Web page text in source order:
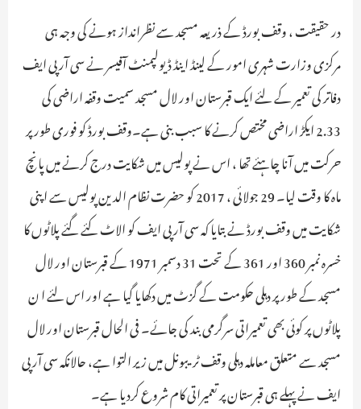
در حقیقت ، وقف بورڈ کے ذریعہ مسجد سے نظرانداز ہونے کی وجہ ہی
مرکزی وزارت شہری امور کے لینڈ اینڈ ڈیولپمنٹ آفیسر نے سی آر پی ایف
دفاتر کی تعمیر کے لئے ایک قبرستان اور لال مسجد سمیت وقفہ اراضی کی
2.33 ایکڑ اراضی مختص کرنے کا سبب بنی ہے۔وقف بورڈ کو فوری طور پر
حرکت میں آنا چاہئے تھا ، اس نے پولیس میں شکایت درج کرنے میں پانچ
ماہ کا وقت لیا۔ 29 جولائی ، 2017 کو حضرت نظام الدین پولیس سے اپنی
شکایت میں وقف بورڈ نے بتایا کہ سی آر پی ایف کو الاٹ کئے گئے پلاٹوں کا
خسرہ نمبر 360 اور 361 کے تحت 31 دسمبر 1971 کے قبرستان اور لال
مسجد کے طور پر دہلی حکومت کے گزٹ میں دکھایا گیا ہے اور اس لئے ا ن
پلاٹوں پر کوئی بھی تعمیراتی سرگرمی بند کی جائے۔ فی الحال قبرستان اور لال
مسجد سے متعلق معاملہ دہلی وقف ٹریبونل میں زیر التوا ہے، حالانکہ سی آر پی
ایف نے پہلے ہی قبرستان پر تعمیراتی کام شروع کردیا ہے۔